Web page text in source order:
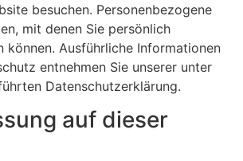
besuchen. Personenbezogene
mit denen Sie persönlich
Ausführliche Informationen
entnehmen Sie unserer unter
Datenschutzerklärung.
auf dieser